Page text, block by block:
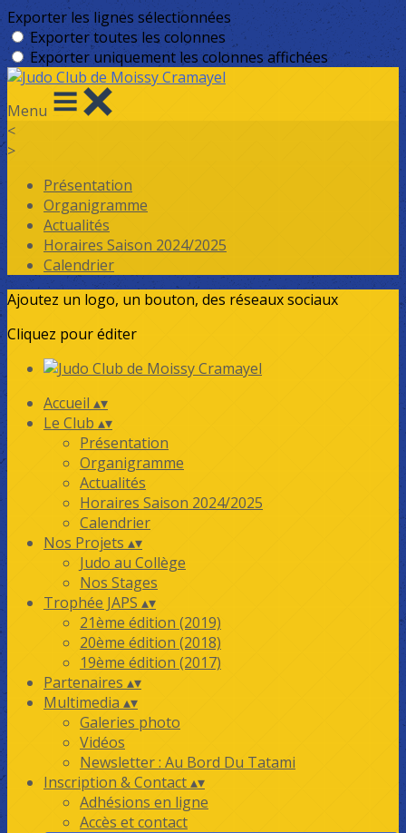
Exporter les lignes sélectionnées
Exporter toutes les colonnes
Exporter uniquement les colonnes affichées
Menu
<
>
Présentation
Organigramme
Actualités
Horaires Saison 2024/2025
Calendrier
Ajoutez un logo, un bouton, des réseaux sociaux
Cliquez pour éditer
Accueil ▴▾
Le Club ▴▾
Présentation
Organigramme
Actualités
Horaires Saison 2024/2025
Calendrier
Nos Projets ▴▾
Judo au Collège
Nos Stages
Trophée JAPS ▴▾
21ème édition (2019)
20ème édition (2018)
19ème édition (2017)
Partenaires ▴▾
Multimedia ▴▾
Galeries photo
Vidéos
Newsletter : Au Bord Du Tatami
Inscription & Contact▴▾
Adhésions en ligne
Accès et contact